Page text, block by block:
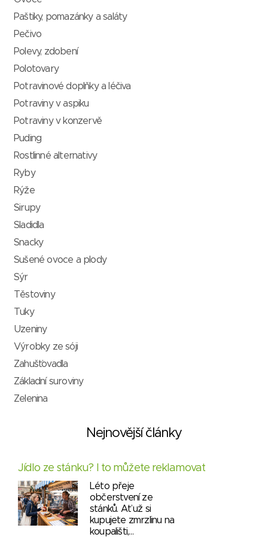
Paštiky, pomazánky a saláty
Pečivo
Polevy, zdobení
Polotovary
Potravinové doplňky a léčiva
Potraviny v aspiku
Potraviny v konzervě
Puding
Rostlinné alternativy
Ryby
Rýže
Sirupy
Sladidla
Snacky
Sušené ovoce a plody
Sýr
Těstoviny
Tuky
Uzeniny
Výrobky ze sóji
Zahušťovadla
Základní suroviny
Zelenina
Nejnovější články
Jídlo ze stánku? I to můžete reklamovat
Léto přeje
občerstvení ze
stánků. Ať už si
kupujete zmrzlinu na
koupališti,…